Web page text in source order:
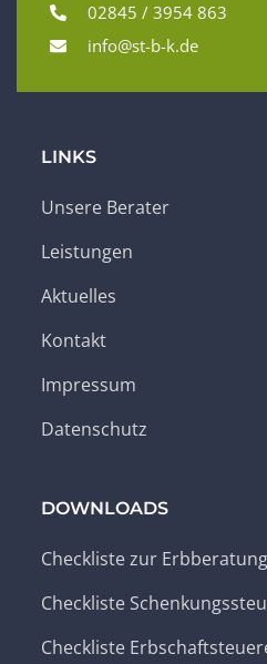
02845 / 3954 863
info@st-b-k.de
LINKS
Unsere Berater
Leistungen
Aktuelles
Kontakt
Impressum
Datenschutz
DOWNLOADS
Checkliste zur Erbberatung
Checkliste
Checkliste